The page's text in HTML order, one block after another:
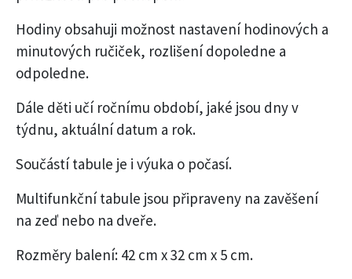
Hodiny obsahuji možnost nastavení hodinových a
minutových ručiček, rozlišení dopoledne a
odpoledne.
Dále děti učí ročnímu období, jaké jsou dny v
týdnu, aktuální datum a rok.
Součástí tabule je i výuka o počasí.
Multifunkční tabule jsou připraveny na zavěšení
na zeď nebo na dveře.
Rozměry balení: 42 cm x 32 cm x 5 cm.